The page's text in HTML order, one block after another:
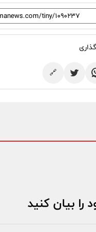
🔗
را بیان کنید